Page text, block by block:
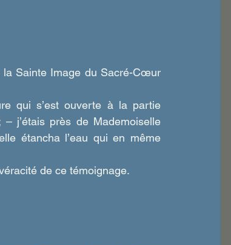
la Sainte Image du Sacré-Cœur
qui s’est ouverte à la partie
j’étais près de Mademoiselle
étancha l’eau qui en même
de ce témoignage.